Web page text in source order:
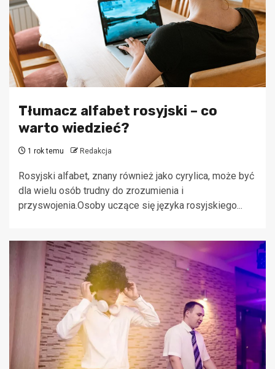
Tłumacz alfabet rosyjski – co
warto wiedzieć?
1 rok temu Redakcja
Rosyjski alfabet, znany również jako cyrylica, może być
dla wielu osób trudny do zrozumienia i
przyswojenia.Osoby uczące się języka rosyjskiego...